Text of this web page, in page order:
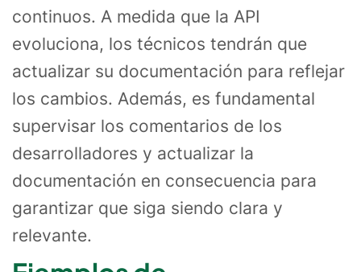
continuos. A medida que la API
evoluciona, los técnicos tendrán que
actualizar su documentación para reflejar
los cambios. Además, es fundamental
supervisar los comentarios de los
desarrolladores y actualizar la
documentación en consecuencia para
garantizar que siga siendo clara y
relevante.